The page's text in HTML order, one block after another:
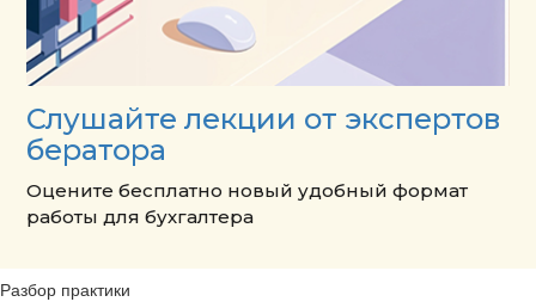
Слушайте лекции от экспертов
бератора
Оцените бесплатно новый удобный формат
работы для бухгалтера
Разбор практики